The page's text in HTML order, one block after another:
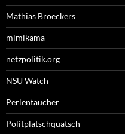
Mathias Broeckers
mimikama
netzpolitik.org
NSU Watch
Perlentaucher
Politplatschquatsch